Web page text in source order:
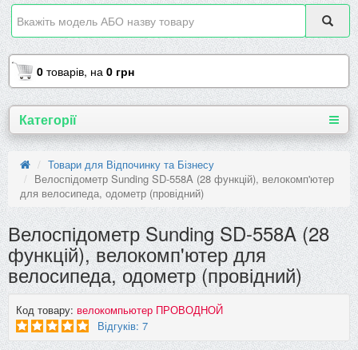
0 товарів, на 0 грн
Категорії
Товари для Відпочинку та Бізнесу
Велоспідометр Sunding SD-558A (28 функцій), велокомп'ютер
для велосипеда, одометр (провідний)
Велоспідометр Sunding SD-558A (28
функцій), велокомп'ютер для
велосипеда, одометр (провідний)
Код товару: велокомпьютер ПРОВОДНОЙ
Відгуків: 7